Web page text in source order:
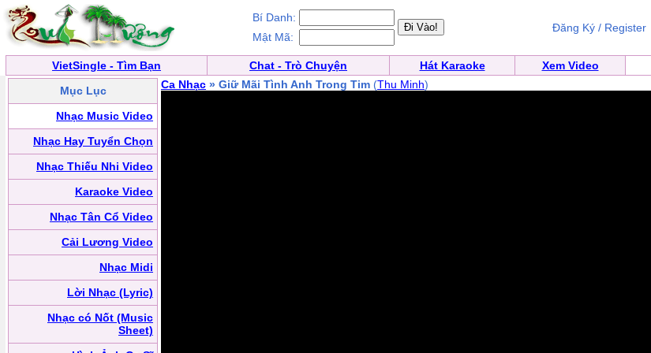
Bí Danh:
Mật Mã:
Đăng Ký / Register
VietSingle - Tìm Bạn Chat - Trò Chuyện Hát Karaoke Xem Video
Mục Lục
Nhạc Music Video
Nhạc Hay Tuyển Chọn
Nhạc Thiếu Nhi Video
Karaoke Video
Nhạc Tân Cổ Video
Cải Lương Video
Nhạc Midi
Lời Nhạc (Lyric)
Nhạc có Nốt (Music
Sheet)
Ca Nhạc » Giữ Mãi Tình Anh Trong Tim (Thu Minh)